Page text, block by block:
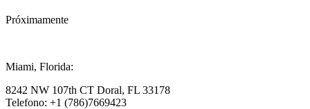
Próximamente
Miami, Florida:
8242 NW 107th CT Doral, FL 33178
Telefono: +1 (786)7669423